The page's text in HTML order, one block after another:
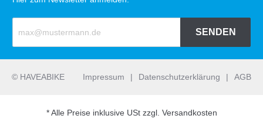
SENDEN
© HAVEABIKE Impressum | Datenschutzerklärung | AGB
* Alle Preise inklusive USt zzgl. Versandkosten